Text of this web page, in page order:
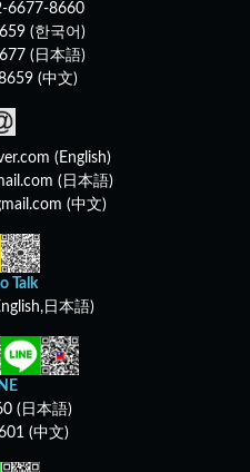
6677-8660
(한국어)
(日本語)
(中文)
(English)
(日本語)
(中文)
Talk
日本語)
(日本語)
(中文)